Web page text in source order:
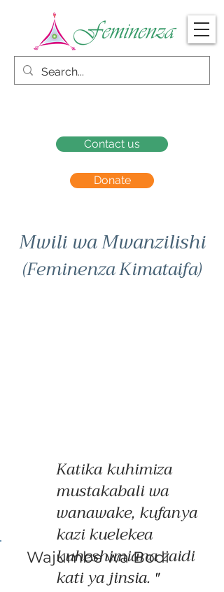
Donate
Contact us
Mwili wa Mwanzilishi
(Feminenza Kimataifa)
Wajumbe wa Bodi
Katika kuhimiza
mustakabali wa
wanawake, kufanya
kazi kuelekea
kuheshimiana zaidi
kati ya jinsia. "